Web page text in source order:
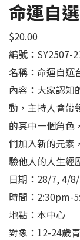
命運自
$20.00
編號：SY2507-
名稱：命運自選
內容：大家認知
動，主持人會帶
的其中一個角色
們加入新的元素
驗他人的人生經
日期：28/7, 4/
時間：2:30pm-
地點：本中心
對象：12-24歲